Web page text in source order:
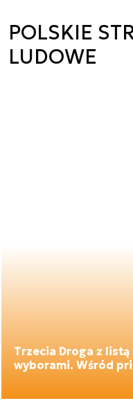
POLSKIE
LUDOWE
Trzecia Droga z
wyborami. Wśród